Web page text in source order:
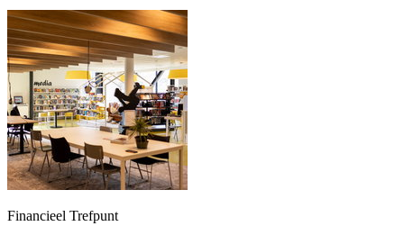
Financieel Trefpunt